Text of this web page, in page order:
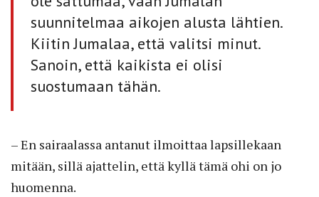
suunnitelmaa aikojen alusta lähtien.
Kiitin Jumalaa, että valitsi minut.
Sanoin, että kaikista ei olisi
suostumaan tähän.
– En sairaalassa antanut ilmoittaa lapsillekaan
mitään, sillä ajattelin, että kyllä tämä ohi on jo
huomenna.